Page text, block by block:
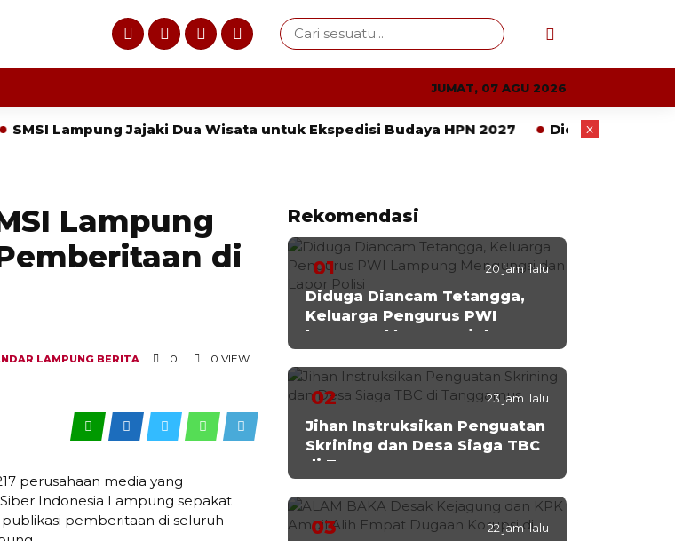
JUMAT, 07 AGU 2026
Jajaki Dua Wisata untuk Ekspedisi Budaya HPN 2027 Diduga Diancam
Lampung
di
LAMPUNG BERITA 0 0 VIEW
perusahaan media yang
Indonesia Lampung sepakat
pemberitaan di seluruh
Rekomendasi
01 20 jam lalu
Diduga Diancam Tetangga,
Keluarga Pengurus PWI
Lampung Mengungsi dan
Lapor Polisi
02 23 jam lalu
Jihan Instruksikan Penguatan
Skrining dan Desa Siaga TBC
di Tanggamus
03 22 jam lalu
x